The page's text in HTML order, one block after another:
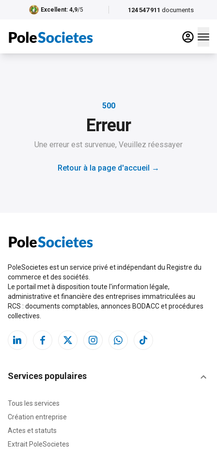
124 547 911 documents
Excellent: 4,9/5
500
Erreur
Une erreur est survenue, Veuillez réessayer
Retour à la page d'accueil →
PoleSocietes est un service privé et indépendant du Registre du
commerce et des sociétés.
Le portail met à disposition toute l'information légale,
administrative et financière des entreprises immatriculées au
RCS : documents comptables, annonces BODACC et procédures
collectives.
Services populaires
Tous les services
Création entreprise
Actes et statuts
Extrait PoleSocietes